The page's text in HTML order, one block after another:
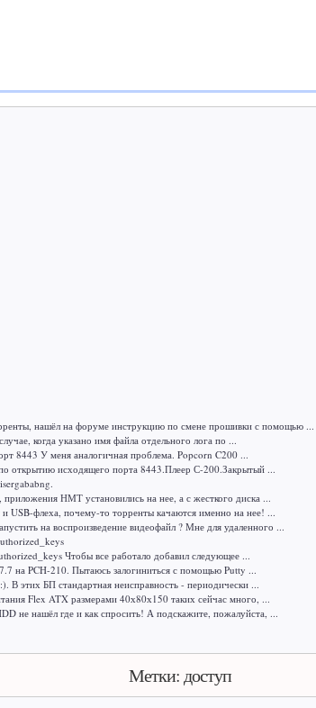
нашёл на форуме инструкцию по смене прошивки с помощью ...
когда указано имя файла отдельного лога по ...
8443 У меня аналогичная проблема. Popcorn C200 ...
открытию исходящего порта 8443.Плеер С-200.Закрытый ...
НМТ установились на нее, а с жесткого диска ...
USB-флеха, почему-то торренты качаются именно на нее! ...
на воспроизведение видеофайл ? Мне для удаленного ...
Чтобы все работало добавил следующее ...
на PCH-210. Пытаюсь залогиниться с помощью Putty ...
В этих БП стандартная неисправность - периодически ...
Flex ATX размерами 40х80х150 таких сейчас много, ...
не нашёл где и как спросить! А подскажите, пожалуйста, ...
Метки: доступ